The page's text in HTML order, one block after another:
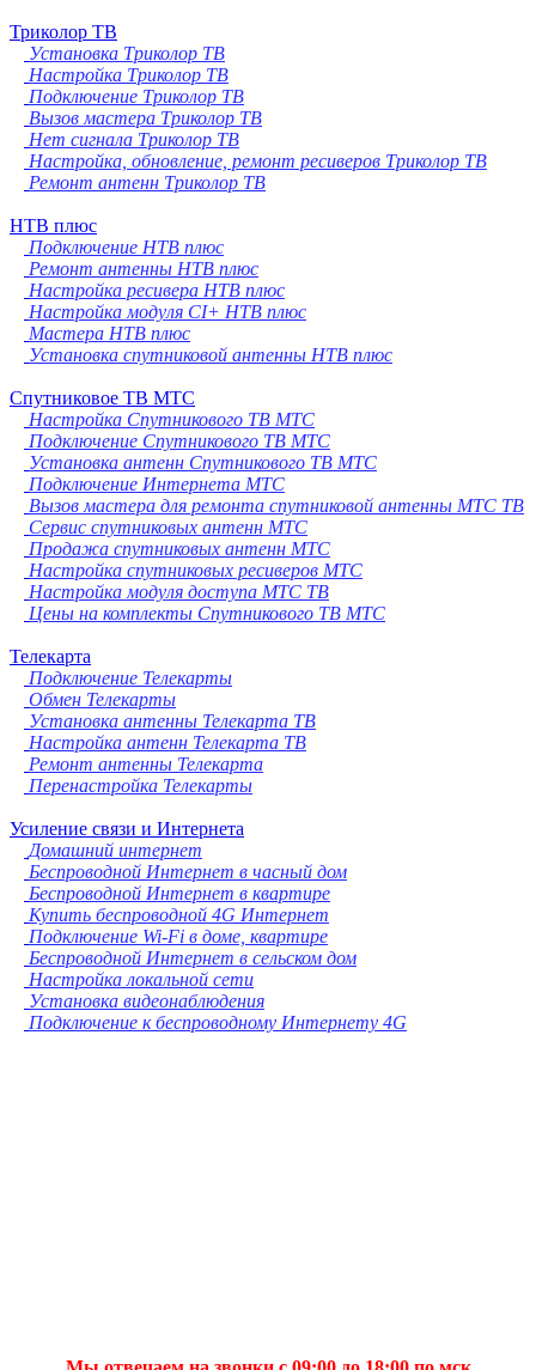
Триколор ТВ
Установка Триколор ТВ
Настройка Триколор ТВ
Подключение Триколор ТВ
Вызов мастера Триколор ТВ
Нет сигнала Триколор ТВ
Настройка, обновление, ремонт ресиверов Триколор ТВ
Ремонт антенн Триколор ТВ
НТВ плюс
Подключение НТВ плюс
Ремонт антенны НТВ плюс
Настройка ресивера НТВ плюс
Настройка модуля CI+ НТВ плюс
Мастера НТВ плюс
Установка спутниковой антенны НТВ плюс
Спутниковое ТВ МТС
Настройка Спутникового ТВ МТС
Подключение Спутникового ТВ МТС
Установка антенн Спутникового ТВ МТС
Подключение Интернета МТС
Вызов мастера для ремонта спутниковой антенны МТС ТВ
Сервис спутниковых антенн МТС
Продажа спутниковых антенн МТС
Настройка спутниковых ресиверов МТС
Настройка модуля доступа МТС ТВ
Цены на комплекты Спутникового ТВ МТС
Телекарта
Подключение Телекарты
Обмен Телекарты
Установка антенны Телекарта ТВ
Настройка антенн Телекарта ТВ
Ремонт антенны Телекарта
Перенастройка Телекарты
Усиление связи и Интернета
Домашний интернет
Беспроводной Интернет в часный дом
Беспроводной Интернет в квартире
Купить беспроводной 4G Интернет
Подключение Wi-Fi в доме, квартире
Беспроводной Интернет в сельском дом
Настройка локальной сети
Установка видеонаблюдения
Подключение к беспроводному Интернету 4G